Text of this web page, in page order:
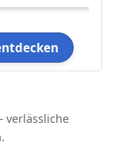
verlässliche